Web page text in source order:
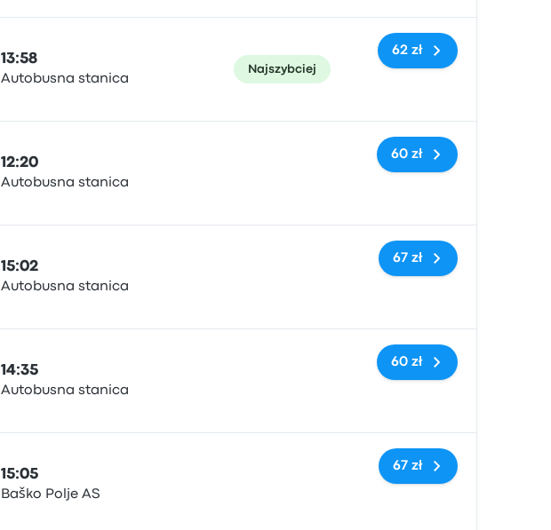
13:58
Autobusna stanica
Najszybciej
62 zł
12:20
Autobusna stanica
Brak tagów
60 zł
15:02
Autobusna stanica
Brak tagów
67 zł
14:35
Autobusna stanica
Brak tagów
60 zł
15:05
Baško Polje AS
Brak tagów
67 zł